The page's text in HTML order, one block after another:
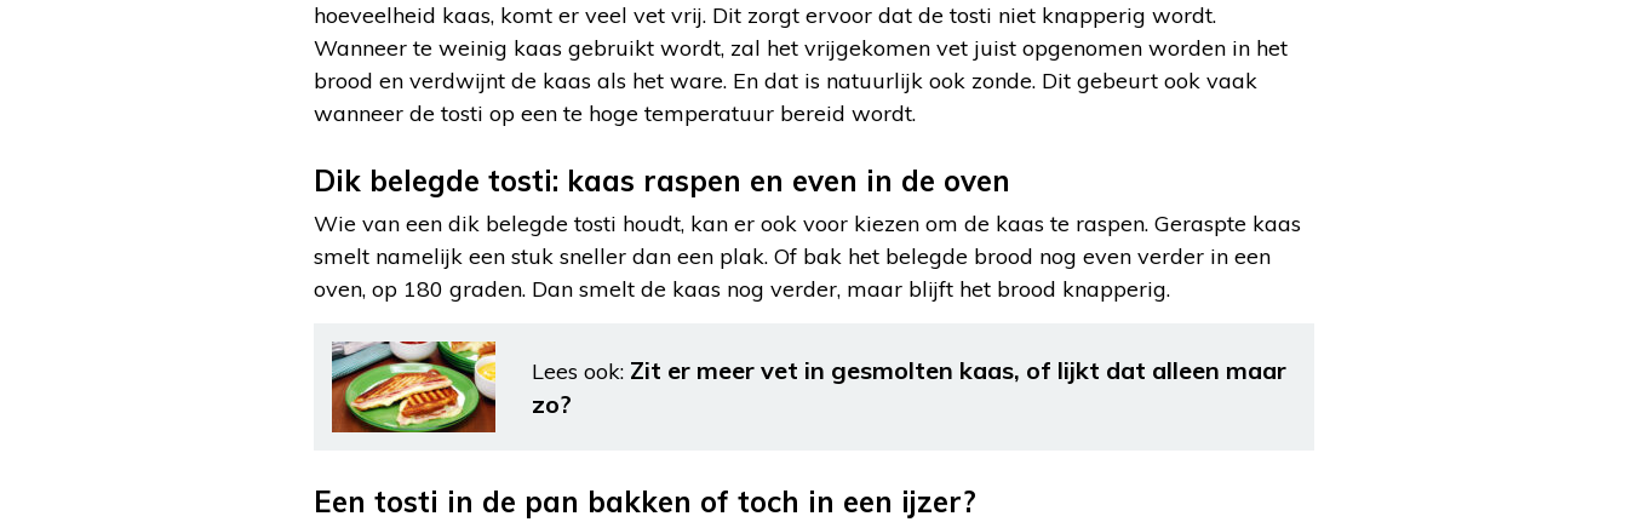
hoeveelheid kaas, komt er veel vet vrij. Dit zorgt ervoor dat de tosti niet knapperig wordt.
Wanneer te weinig kaas gebruikt wordt, zal het vrijgekomen vet juist opgenomen worden in het
brood en verdwijnt de kaas als het ware. En dat is natuurlijk ook zonde. Dit gebeurt ook vaak
wanneer de tosti op een te hoge temperatuur bereid wordt.
Dik belegde tosti: kaas raspen en even in de oven
Wie van een dik belegde tosti houdt, kan er ook voor kiezen om de kaas te raspen. Geraspte kaas
smelt namelijk een stuk sneller dan een plak. Of bak het belegde brood nog even verder in een
oven, op 180 graden. Dan smelt de kaas nog verder, maar blijft het brood knapperig.
Lees ook: Zit er meer vet in gesmolten kaas, of lijkt dat alleen maar
zo?
Een tosti in de pan bakken of toch in een ijzer?